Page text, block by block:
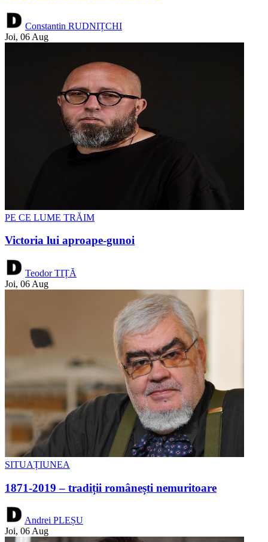
Constantin RUDNIȚCHI
Joi, 06 Aug
PE CE LUME TRĂIM
Victoria lui aproape-gunoi
Teodor TIȚĂ
Joi, 06 Aug
SITUAȚIUNEA
1871-2019 – tradiții românești nemuritoare
Andrei PLEȘU
Joi, 06 Aug